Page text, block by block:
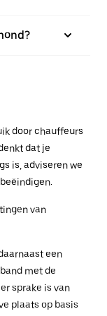
door chauffeurs
dat je
is, adviseren we
van
een
met de
sprake is van
plaats op basis